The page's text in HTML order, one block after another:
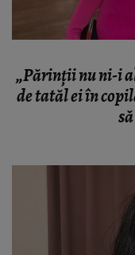
„Părinții nu ni-i
de tatăl ei în